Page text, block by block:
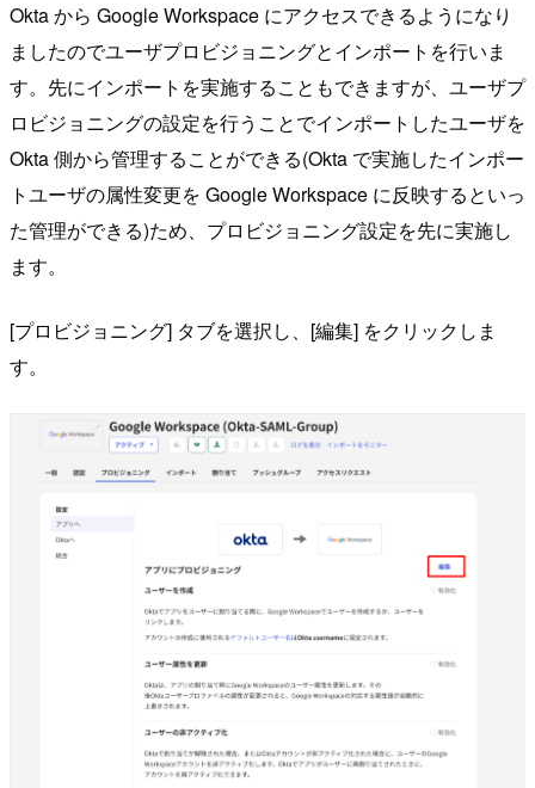
Okta から Google Workspace にアクセスできるようになり
ましたのでユーザプロビジョニングとインポートを行いま
す。先にインポートを実施することもできますが、ユーザプ
ロビジョニングの設定を行うことでインポートしたユーザを
Okta 側から管理することができる(Okta で実施したインポー
トユーザの属性変更を Google Workspace に反映するといっ
た管理ができる)ため、プロビジョニング設定を先に実施し
ます。
[プロビジョニング] タブを選択し、[編集] をクリックしま
す。